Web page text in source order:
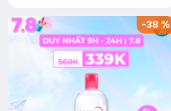
Cấp Ẩm 30g (SL có hạn)
-38%